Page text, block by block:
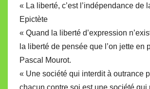
« La liberté, c’est l’indépendance de
Epictète
« Quand la liberté d’expression
la liberté de pensée que l’on jette en
Pascal Mourot.
« Une société qui interdit à outrance